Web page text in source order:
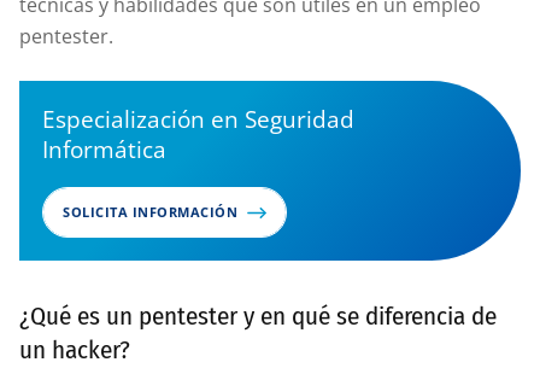
pentester.
Especialización en Seguridad
Informática
SOLICITA INFORMACIÓN
¿Qué es un pentester y en qué se diferencia de
un hacker?